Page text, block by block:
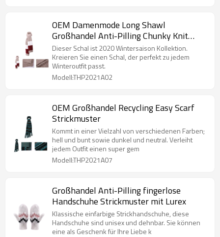
OEM Damenmode Long Shawl
Großhandel Anti-Pilling Chunky Knit
Scarf
Dieser Schal ist 2020 Wintersaison Kollektion.
Kreieren Sie einen Schal, der perfekt zu jedem
Winteroutfit passt.
Modell:THP2021A02
OEM Großhandel Recycling Easy Scarf
Strickmuster
Kommt in einer Vielzahl von verschiedenen Farben;
hell und bunt sowie dunkel und neutral. Verleiht
jedem Outfit einen super gem
Modell:THP2021A07
Großhandel Anti-Pilling fingerlose
Handschuhe Strickmuster mit Lurex
Klassische einfarbige Strickhandschuhe, diese
Handschuhe sind unisex und dehnbar. Sie können
eine als Geschenk für Ihre Liebe k